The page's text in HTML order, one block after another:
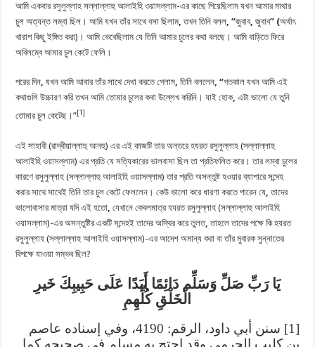
আমি একবার রসুলুল্লাহ সল্লাল্লাহু আলাইহি ওয়াসল্লাম-এর কাছে গিয়েছিলাম যখন আমার মাথার
চুল অত্যন্ত লম্বা ছিল। আমি যখন তাঁর সাথে বসা ছিলাম,তখন তিনি বলল, “জুবাব,জুবাব” (অর্থাৎ
খারাপ কিছু ইঙ্গিত করা)। আমি ভেবেছিলাম যে তিনি আমার চুলের কথা বলছে। আমি বাড়িতে ফিরে
অবিলম্বে আমার চুল কেটে ফেলি।
পরের দিন,যখন আমি আবার তাঁর সাথে দেখা করতে গেলাম,তিনি বললেন, “গতকাল যখন আমি এই
কথাগুলি উচ্চারণ করি তখন আমি তোমার চুলের কথা উল্লেখ করিনি। যাই হোক,এটা ভালো যে তুনি
তোমার চুল কেটেছ।”[1]
এই সাহাবী ‎(রাদ্বীয়াল্লাহু আনহু) এর এই কাজটি তার অন্তরে হযরত রসুলুল্লাহ (সল্লাল্লাহু
‎আলাইহি ওয়াসল্লাম) এর প্রতি যে সত্যিকারের ভালবাসা ছিল তা প্রতিফলিত করে। তার লম্বা চুলের
কারণে রসুলুল্লাহ (সল্লাল্লাহু ‎আলাইহি ওয়াসল্লাম) তার প্রতি অসন্তুষ্ট হওয়ার ব্যাপারে সন্দেহ
করার সাথে সাথেই তিনি তার চুল কেটে ফেললেন। কেউ ভালো করে ধারণা করতে পারেন যে ,তাদের
ভালোবাসার মাত্রা যদি এই হতো ,যেখানে কেবলমাত্র হযরত রসুলুল্লাহ (সল্লাল্লাহু ‎আলাইহি
ওয়াসল্লাম)-এর অসন্তুষ্টির একটি সন্দেহই তাদের অস্থির করে তুলত,তাহলে তাদের পক্ষে কি হযরত
রসুলুল্লাহ (সল্লাল্লাহু ‎আলাইহি ওয়াসল্লাম)-এর আদেশ অমান্য করা বা তাঁর মুবারক সুন্নাতের
বিপক্ষে যাওয়া সম্ভব ছিল?
‎يَا رَبِّ صَلِّ وَسَلِّم دَائِمًا أَبَدًا عَلَى حَبِيبِكَ خَيرِ
الْخَلْقِ كُلِّهِمِ‎
[1] سنن أبي داود، الرقم: 4190، وفي إسناده عاصم
بن كليب الجرمي وقد احتج به مسلم في صحيحه كما